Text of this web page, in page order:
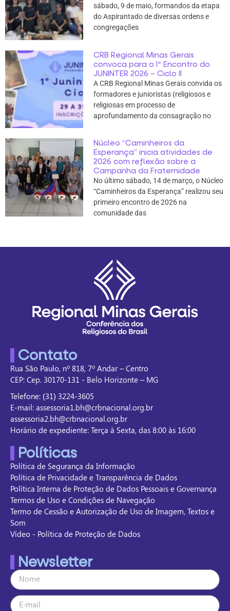
sábado, 9 de maio, formandos da etapa
do Aspirantado de diversas ordens e
congregações
CRB Regional Minas Gerais
convoca para o Iº Encontro do
JUNINTER 2026 – Ciclo II
A CRB Regional Minas Gerais convida os
formadores e junioristas (religiosos e
religiosas em processo de
aprofundamento da consagração no
Núcleo “Caminheiros da
Esperança” inicia atividades de
2026 com reflexão sobre a
Campanha da Fraternidade
No último sábado, 14 de março, o Núcleo
“Caminheiros da Esperança” realizou seu
primeiro encontro de 2026 na
comunidade das
Contato
Rua São Paulo, nº 818, 7º Andar – Centro
CEP: Cep. 30170-131 - Belo Horizonte – MG
Telefone: (31) 3224-3605
E-mail: assessoria1.bh@crbnacional.org.br
assessoria2.bh@crbnacional.org.br
Horário de expediente: Terça à Sexta, das 8:00 às 16:00
Políticas
Política de Segurança da Informação
Política de Privacidade e Transparência de Dados
Política Interna de Proteção de Dados Pessoais e Governança
Termos de Uso e Condições de Navegação
Termo de Cessão e Autorização de Uso de Imagem, Textos e
Som
Vídeo - Política de Proteção de Dados
Newsletter